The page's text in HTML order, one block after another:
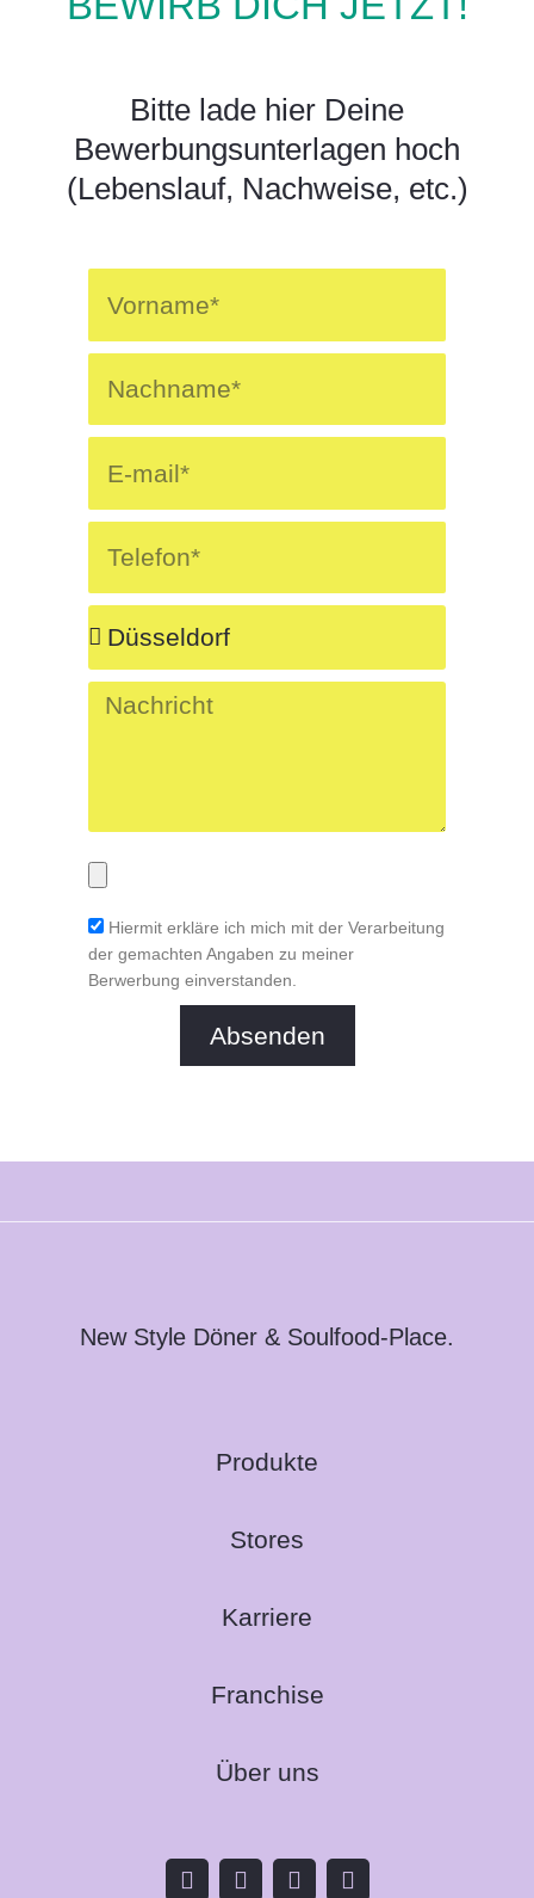
Bitte lade hier Deine
Bewerbungsunterlagen hoch
(Lebenslauf, Nachweise, etc.)
Hiermit erkläre ich mich mit der Verarbeitung
der gemachten Angaben zu meiner
Berwerbung einverstanden.
Absenden
New Style Döner & Soulfood-Place.
Produkte
Stores
Karriere
Franchise
Über uns
F
I
L
T